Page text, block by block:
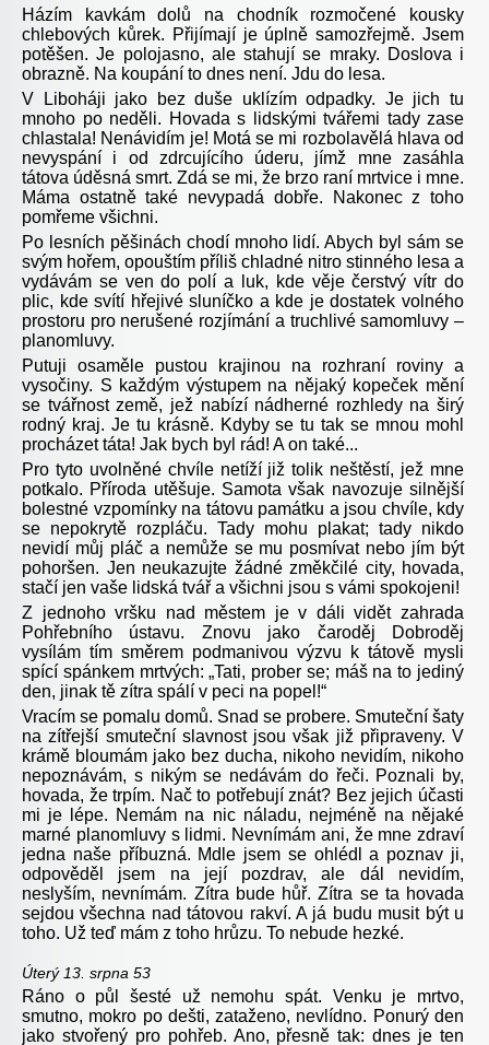
Házím kavkám dolů na chodník rozmočené kousky
chlebových kůrek. Přijímají je úplně samozřejmě. Jsem
potěšen. Je polojasno, ale stahují se mraky. Doslova i
obrazně. Na koupání to dnes není. Jdu do lesa.
V Liboháji jako bez duše uklízím odpadky. Je jich tu
mnoho po neděli. Hovada s lidskými tvářemi tady zase
chlastala! Nenávidím je! Motá se mi rozbolavělá hlava od
nevyspání i od zdrcujícího úderu, jímž mne zasáhla
tátova úděsná smrt. Zdá se mi, že brzo raní mrtvice i mne.
Máma ostatně také nevypadá dobře. Nakonec z toho
pomřeme všichni.
Po lesních pěšinách chodí mnoho lidí. Abych byl sám se
svým hořem, opouštím příliš chladné nitro stinného lesa a
vydávám se ven do polí a luk, kde věje čerstvý vítr do
plic, kde svítí hřejivé sluníčko a kde je dostatek volného
prostoru pro nerušené rozjímání a truchlivé samomluvy –
planomluvy.
Putuji osaměle pustou krajinou na rozhraní roviny a
vysočiny. S každým výstupem na nějaký kopeček mění
se tvářnost země, jež nabízí nádherné rozhledy na širý
rodný kraj. Je tu krásně. Kdyby se tu tak se mnou mohl
procházet táta! Jak bych byl rád! A on také...
Pro tyto uvolněné chvíle netíží již tolik neštěstí, jež mne
potkalo. Příroda utěšuje. Samota však navozuje silnější
bolestné vzpomínky na tátovu památku a jsou chvíle, kdy
se nepokrytě rozpláču. Tady mohu plakat; tady nikdo
nevidí můj pláč a nemůže se mu posmívat nebo jím být
pohoršen. Jen neukazujte žádné změkčilé city, hovada,
stačí jen vaše lidská tvář a všichni jsou s vámi spokojeni!
Z jednoho vršku nad městem je v dáli vidět zahrada
Pohřebního ústavu. Znovu jako čaroděj Dobroděj
vysílám tím směrem podmanivou výzvu k tátově mysli
spící spánkem mrtvých: „Tati, prober se; máš na to jediný
den, jinak tě zítra spálí v peci na popel!“
Vracím se pomalu domů. Snad se probere. Smuteční šaty
na zítřejší smuteční slavnost jsou však již připraveny. V
krámě bloumám jako bez ducha, nikoho nevidím, nikoho
nepoznávám, s nikým se nedávám do řeči. Poznali by,
hovada, že trpím. Nač to potřebují znát? Bez jejich účasti
mi je lépe. Nemám na nic náladu, nejméně na nějaké
marné planomluvy s lidmi. Nevnímám ani, že mne zdraví
jedna naše příbuzná. Mdle jsem se ohlédl a poznav ji,
odpověděl jsem na její pozdrav, ale dál nevidím,
neslyším, nevnímám. Zítra bude hůř. Zítra se ta hovada
sejdou všechna nad tátovou rakví. A já budu musit být u
toho. Už teď mám z toho hrůzu. To nebude hezké.
Úterý 13. srpna 53
Ráno o půl šesté už nemohu spát. Venku je mrtvo,
smutno, mokro po dešti, zataženo, nevlídno. Ponurý den
jako stvořený pro pohřeb. Ano, přesně tak: dnes je ten